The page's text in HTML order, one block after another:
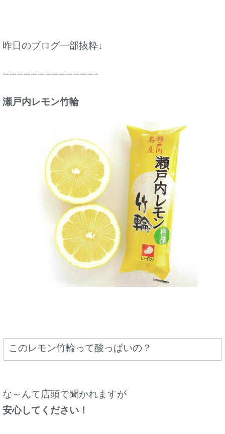
昨日のブログ一部抜粋↓
—————————————–
瀬戸内レモン竹輪
このレモン竹輪って酸っぱいの？
な～んて店頭で聞かれますが
安心してください！